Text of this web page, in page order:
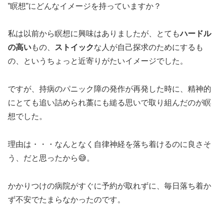
”瞑想”にどんなイメージを持っていますか？
私は以前から瞑想に興味はありましたが、とてもハードル
の高いもの、 ストイックな人が自己探求のためにするも
の、というちょっと近寄りがたいイメージでした。
ですが、持病のパニック障の発作が再発した時に、精神的
にとても追い詰められ藁にも縋る思いで取り組んだのが瞑
想でした。
理由は・・・なんとなく自律神経を落ち着けるのに良さそ
う、だと思ったから😅。
かかりつけの病院がすぐに予約が取れずに、毎日落ち着か
ず不安でたまらなかったのです。